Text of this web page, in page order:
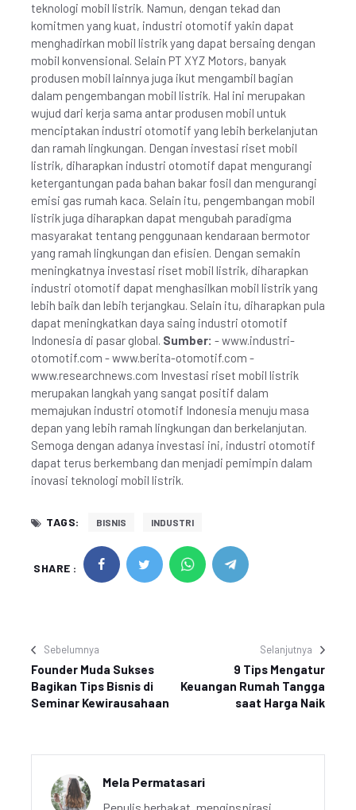
teknologi mobil listrik. Namun, dengan tekad dan
komitmen yang kuat, industri otomotif yakin dapat
menghadirkan mobil listrik yang dapat bersaing dengan
mobil konvensional. Selain PT XYZ Motors, banyak
produsen mobil lainnya juga ikut mengambil bagian
dalam pengembangan mobil listrik. Hal ini merupakan
wujud dari kerja sama antar produsen mobil untuk
menciptakan industri otomotif yang lebih berkelanjutan
dan ramah lingkungan. Dengan investasi riset mobil
listrik, diharapkan industri otomotif dapat mengurangi
ketergantungan pada bahan bakar fosil dan mengurangi
emisi gas rumah kaca. Selain itu, pengembangan mobil
listrik juga diharapkan dapat mengubah paradigma
masyarakat tentang penggunaan kendaraan bermotor
yang ramah lingkungan dan efisien. Dengan semakin
meningkatnya investasi riset mobil listrik, diharapkan
industri otomotif dapat menghasilkan mobil listrik yang
lebih baik dan lebih terjangkau. Selain itu, diharapkan pula
dapat meningkatkan daya saing industri otomotif
Indonesia di pasar global. Sumber: - www.industri-
otomotif.com - www.berita-otomotif.com -
www.researchnews.com Investasi riset mobil listrik
merupakan langkah yang sangat positif dalam
memajukan industri otomotif Indonesia menuju masa
depan yang lebih ramah lingkungan dan berkelanjutan.
Semoga dengan adanya investasi ini, industri otomotif
dapat terus berkembang dan menjadi pemimpin dalam
inovasi teknologi mobil listrik.
TAGS: BISNIS INDUSTRI
SHARE :
Sebelumnya
Founder Muda Sukses
Bagikan Tips Bisnis di
Seminar Kewirausahaan
Selanjutnya
9 Tips Mengatur
Keuangan Rumah Tangga
saat Harga Naik
Mela Permatasari